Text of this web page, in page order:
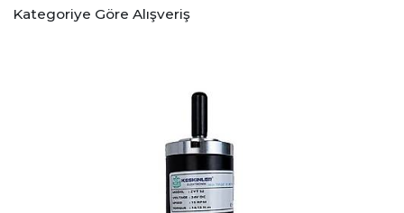
Kategoriye Göre Alışveriş